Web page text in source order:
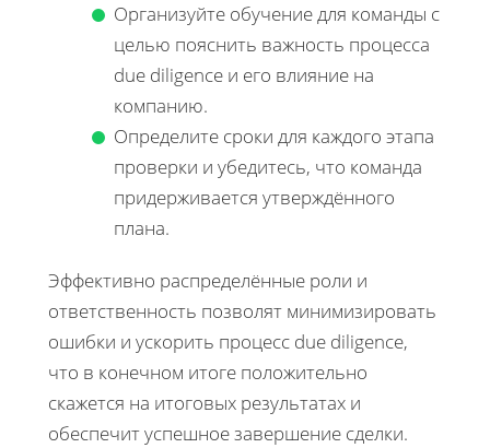
Организуйте обучение для команды с
целью пояснить важность процесса
due diligence и его влияние на
компанию.
Определите сроки для каждого этапа
проверки и убедитесь, что команда
придерживается утверждённого
плана.
Эффективно распределённые роли и
ответственность позволят минимизировать
ошибки и ускорить процесс due diligence,
что в конечном итоге положительно
скажется на итоговых результатах и
обеспечит успешное завершение сделки.